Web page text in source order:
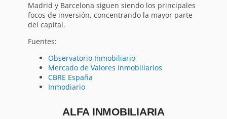
Madrid y Barcelona siguen siendo los principales
focos de inversión, concentrando la mayor parte
del capital.
Fuentes:
Observatorio Inmobiliario
Mercado de Valores Inmobiliarios
CBRE España
Inmodiario
ALFA INMOBILIARIA